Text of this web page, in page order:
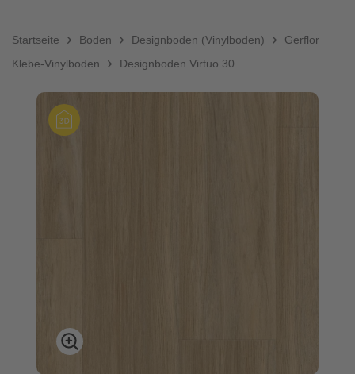
Startseite Boden
Designboden (Vinylboden)
Klebe-Vinylboden
Gerflor
Designboden Virtuo 30